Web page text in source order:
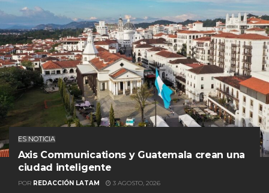
ES NOTICIA
Axis Communications y Guatemala crean una
ciudad inteligente
POR REDACCIÓN LATAM 3 AGOSTO, 2026